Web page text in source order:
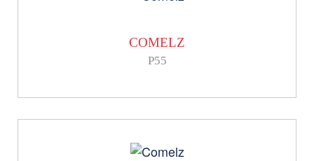
COMELZ
P55